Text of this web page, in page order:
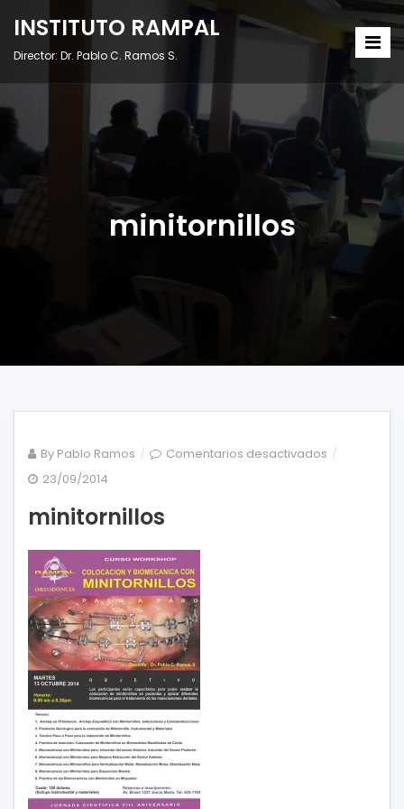
INSTITUTO RAMPAL
Director: Dr. Pablo C. Ramos S.
minitornillos
By Pablo Ramos Comentarios desactivados en
23/09/2014
minitornillos